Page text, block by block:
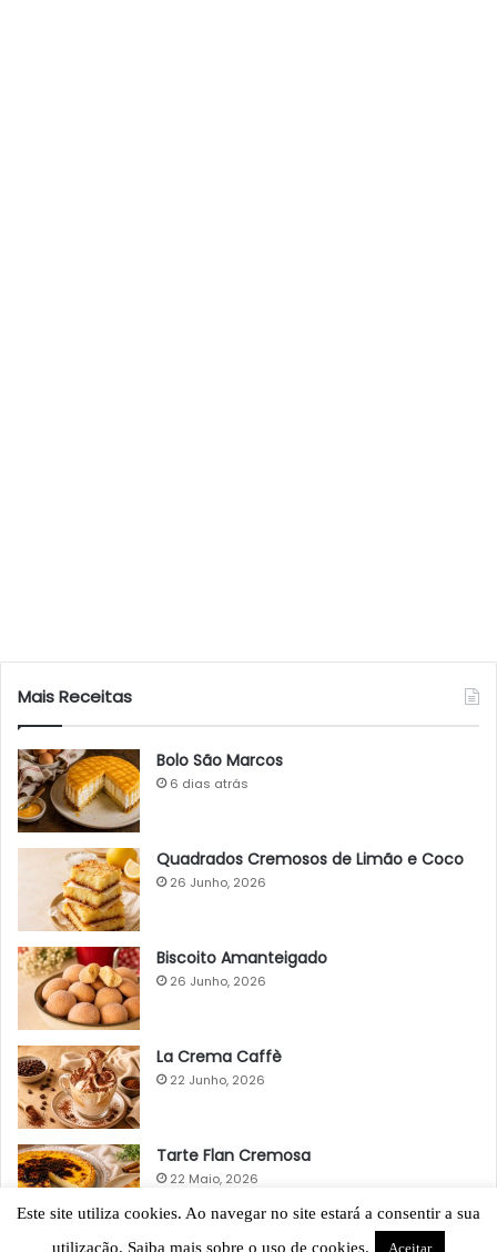
Mais Receitas
Bolo São Marcos
6 dias atrás
Quadrados Cremosos de Limão e Coco
26 Junho, 2026
Biscoito Amanteigado
26 Junho, 2026
La Crema Caffè
22 Junho, 2026
Tarte Flan Cremosa
22 Maio, 2026
Este site utiliza cookies. Ao navegar no site estará a consentir a sua
utilização. Saiba mais sobre o uso de cookies.
Aceitar